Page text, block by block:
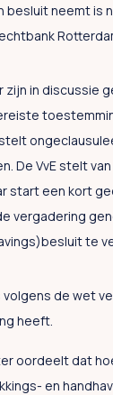
besluit neemt is
zijn in discussie
De VvE stelt
start een kort
vergadering
te
volgens de wet
heeft.
oordeelt dat
en